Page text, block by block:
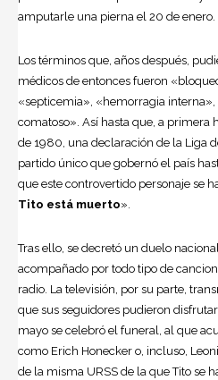
amputarle una pierna el 20 de enero.
Los términos que, años después,
médicos de entonces fueron
«septicemia», «hemorragia
comatoso». Así hasta que, a primera
de 1980, una declaración de la Liga
partido único que gobernó el país
que este controvertido personaje se
Tito está muerto».
Tras ello, se decretó un duelo
acompañado por todo tipo de
radio. La televisión, por su parte,
que sus seguidores pudieron
mayo se celebró el funeral, al que
como Erich Honecker o, incluso,
de la misma URSS de la que Tito se